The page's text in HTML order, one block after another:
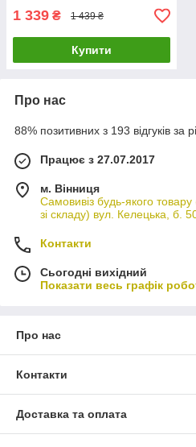
1 339 ₴ 1 439 ₴
Купити
Про нас
88% позитивних з 193 відгуків за
Працює з 27.07.2017
м. Вінниця
Самовивіз будь-якого
зі складу) вул. Келецька, б.
Контакти
Сьогодні вихідний
Показати весь графік
Про нас
Контакти
Доставка та оплата